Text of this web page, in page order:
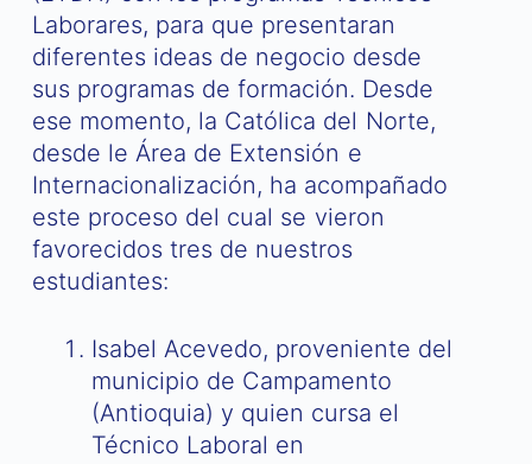
Laborares, para que presentaran
diferentes ideas de negocio desde
sus programas de formación. Desde
ese momento, la Católica del Norte,
desde le Área de Extensión e
Internacionalización, ha acompañado
este proceso del cual se vieron
favorecidos tres de nuestros
estudiantes:
Isabel Acevedo, proveniente del
municipio de Campamento
(Antioquia) y quien cursa el
Técnico Laboral en